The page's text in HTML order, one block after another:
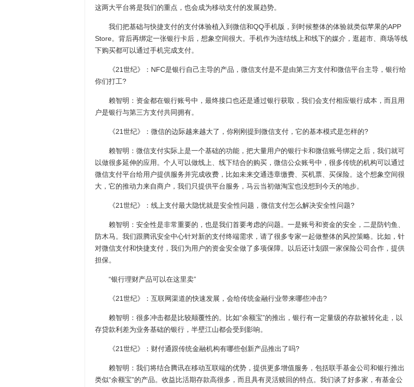
这两大平台将是我们的重点，也会成为移动支付的发展趋势。
我们把基础与快捷支付的支付体验植入到微信和QQ手机版，到时候整体的体验就类似苹果的APP
Store。背后再绑定一张银行卡后，想象空间很大。手机作为连结线上和线下的媒介，逛超市、商场等线
下购买都可以通过手机完成支付。
《21世纪》：NFC是银行自己主导的产品，微信支付是不是由第三方支付和微信平台主导，银行给
你们打工?
赖智明：资金都在银行账号中，最终接口也还是通过银行获取，我们会支付相应银行成本，而且用
户是银行与第三方支付共同拥有。
《21世纪》：微信的边际越来越大了，你刚刚提到微信支付，它的基本模式是怎样的?
赖智明：微信支付实际上是一个基础的功能，把大量用户的银行卡和微信账号绑定之后，我们就可
以做很多延伸的应用。个人可以做线上、线下结合的购买，微信公众账号中，很多传统的机构可以通过
微信支付平台给用户提供服务并完成收费，比如未来交通违章缴费、买机票、买保险。这个想象空间很
大，它的推动力来自商户，我们只提供平台服务，马云当初做淘宝也没想到今天的地步。
《21世纪》：线上支付最大隐忧就是安全性问题，微信支付怎么解决安全性问题?
赖智明：安全性是非常重要的，也是我们首要考虑的问题。一是账号和资金的安全，二是防钓鱼、
防木马。我们跟腾讯安全中心针对新的支付终端需求，请了很多专家一起做整体的风控策略。比如，针
对微信支付和快捷支付，我们为用户的资金安全做了多项保障。以后还计划跟一家保险公司合作，提供
担保。
“银行理财产品可以在这里卖”
《21世纪》：互联网渠道的快速发展，会给传统金融行业带来哪些冲击?
赖智明：很多冲击都是比较颠覆性的。比如“余额宝”的推出，银行有一定量级的存款被转化走，以
存贷款利差为业务基础的银行，半壁江山都会受到影响。
《21世纪》：财付通跟传统金融机构有哪些创新产品推出了吗?
赖智明：我们将结合腾讯在移动互联端的优势，提供更多增值服务，包括联手基金公司和银行推出
类似“余额宝”的产品。收益比活期存款高很多，而且具有灵活赎回的特点。我们谈了好多家，有基金公